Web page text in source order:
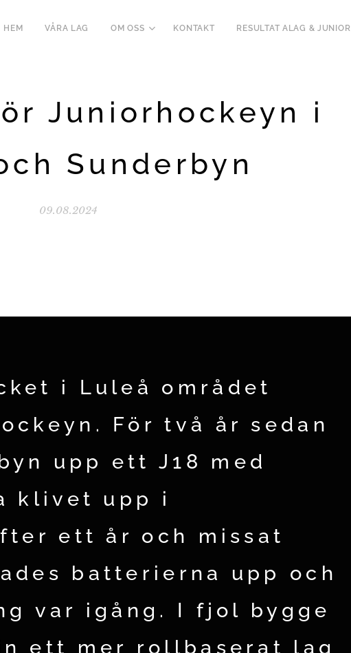
HEM VÅRA LAG OM OSS KONTAKT RESULTAT ALAG & JUNIOR
Juniorhockeyn i
Sunderbyn
09.08.2024
i Luleå området
För två år sedan
upp ett J18 med
klivet upp i
ett år och missat
batterierna upp och
var igång. I fjol bygge
ett mer rollbaserat lag